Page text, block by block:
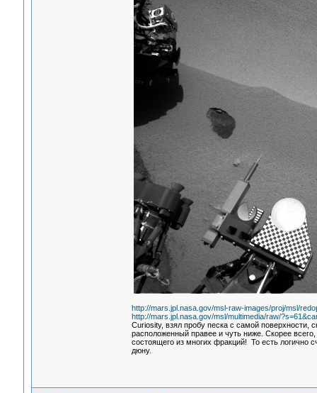
http://mars.jpl.nasa.gov/msl-raw-images/proj/msl/
http://mars.jpl.nasa.gov/msl/multimedia/raw/
Curiosity, взял пробу песка с самой поверхности,
расположенный правее и чуть ниже. Скорее
состоящего из многих фракций! То есть логично
дюну.